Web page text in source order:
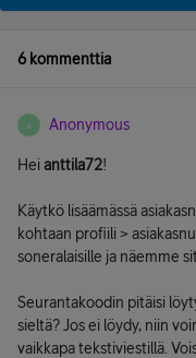
6 kommenttia
A Anonymous
Heianttila72!
Käytkö lisäämässä
kohtaan profiili >
soneralaisille ja näemme
Seurantakoodin pitäisi
sieltä? Jos ei löydy, niin
vaikkapa tekstiviestillä.